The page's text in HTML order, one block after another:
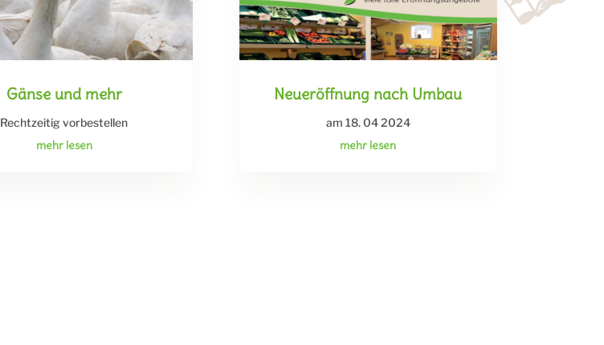
Gänse und mehr
Rechtzeitig vorbestellen
mehr lesen
Neueröffnung nach Umbau
am 18. 04 2024
mehr lesen